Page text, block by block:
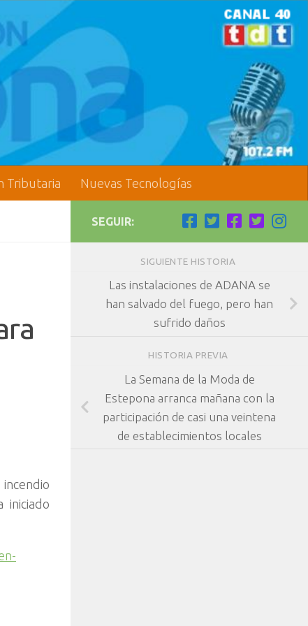
Tributaria Nuevas Tecnologías
iniciado
SEGUIR:
SIGUIENTE HISTORIA
Las instalaciones de ADANA se
han salvado del fuego, pero han
sufrido daños
HISTORIA PREVIA
La Semana de la Moda de
Estepona arranca mañana con la
participación de casi una veintena
de establecimientos locales